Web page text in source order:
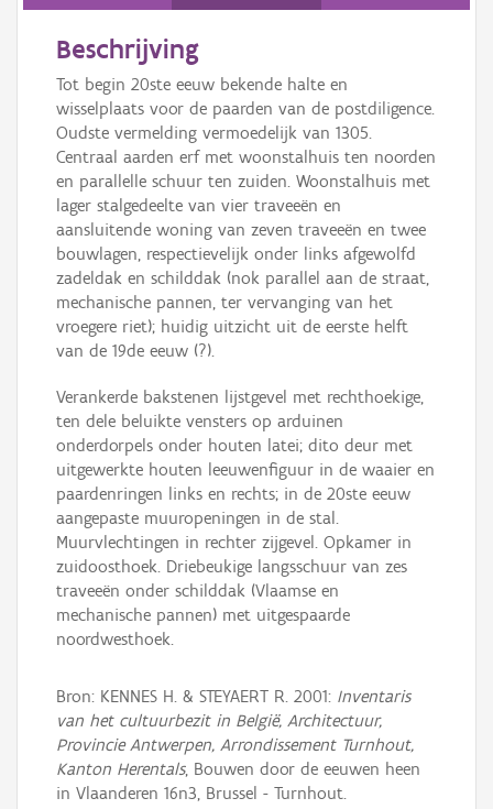
Beschrijving
Tot begin 20ste eeuw bekende halte en
wisselplaats voor de paarden van de postdiligence.
Oudste vermelding vermoedelijk van 1305.
Centraal aarden erf met woonstalhuis ten noorden
en parallelle schuur ten zuiden. Woonstalhuis met
lager stalgedeelte van vier traveeën en
aansluitende woning van zeven traveeën en twee
bouwlagen, respectievelijk onder links afgewolfd
zadeldak en schilddak (nok parallel aan de straat,
mechanische pannen, ter vervanging van het
vroegere riet); huidig uitzicht uit de eerste helft
van de 19de eeuw (?).
Verankerde bakstenen lijstgevel met rechthoekige,
ten dele beluikte vensters op arduinen
onderdorpels onder houten latei; dito deur met
uitgewerkte houten leeuwenfiguur in de waaier en
paardenringen links en rechts; in de 20ste eeuw
aangepaste muuropeningen in de stal.
Muurvlechtingen in rechter zijgevel. Opkamer in
zuidoosthoek. Driebeukige langsschuur van zes
traveeën onder schilddak (Vlaamse en
mechanische pannen) met uitgespaarde
noordwesthoek.
Bron: KENNES H. & STEYAERT R. 2001: Inventaris
van het cultuurbezit in België, Architectuur,
Provincie Antwerpen, Arrondissement Turnhout,
Kanton Herentals, Bouwen door de eeuwen heen
in Vlaanderen 16n3, Brussel - Turnhout.